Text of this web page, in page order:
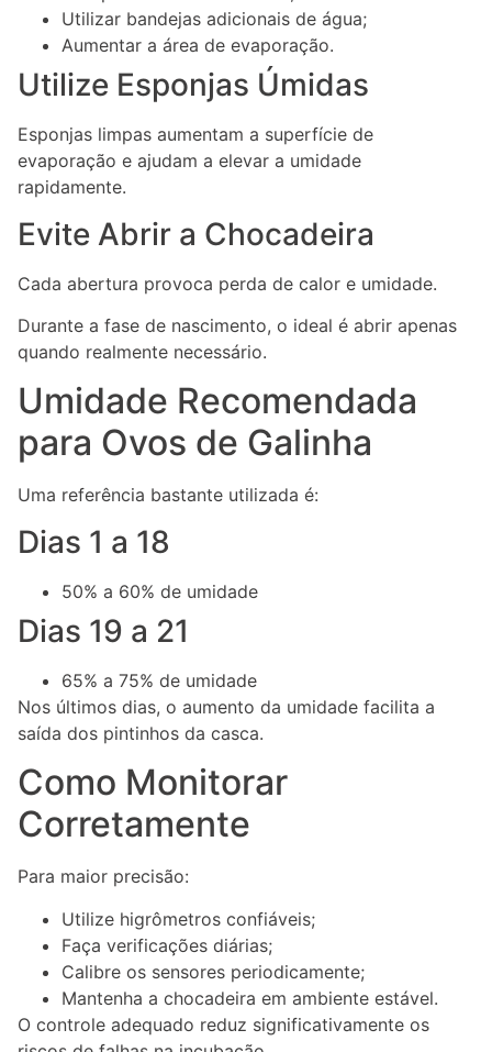
Utilizar bandejas adicionais de água;
Aumentar a área de evaporação.
Utilize Esponjas Úmidas
Esponjas limpas aumentam a superfície de
evaporação e ajudam a elevar a umidade
rapidamente.
Evite Abrir a Chocadeira
Cada abertura provoca perda de calor e umidade.
Durante a fase de nascimento, o ideal é abrir apenas
quando realmente necessário.
Umidade Recomendada
para Ovos de Galinha
Uma referência bastante utilizada é:
Dias 1 a 18
50% a 60% de umidade
Dias 19 a 21
65% a 75% de umidade
Nos últimos dias, o aumento da umidade facilita a
saída dos pintinhos da casca.
Como Monitorar
Corretamente
Para maior precisão:
Utilize higrômetros confiáveis;
Faça verificações diárias;
Calibre os sensores periodicamente;
Mantenha a chocadeira em ambiente estável.
O controle adequado reduz significativamente os